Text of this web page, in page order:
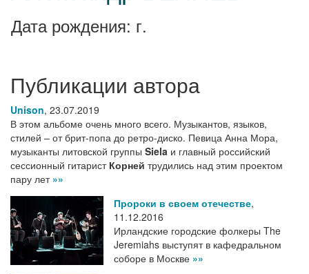
Дата рождения: г.
Публикации автора
Unison, 23.07.2019
В этом альбоме очень много всего. Музыкантов, языков,
стилей – от брит-попа до ретро-диско. Певица Анна Мора,
музыканты литовской группы Siela и главный российский
сессионный гитарист Корней трудились над этим проектом
пару лет »»
Пророки в своем отечестве,
11.12.2016
Ирландские городские фолкеры The
Jeremiahs выступят в кафедральном
соборе в Москве »»